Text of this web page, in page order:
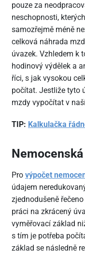
pouze za
neschopnosti,
samozřejmě méně
celková náhrada
úvazek. Vzhledem k
hodinový výdělek a
říci, s jak vysokou
počítat. Jestliže tyto
mzdy vypočítat v
TIP: Kalkulačka
Nemocenská
Pro výpočet
údajem
zjednodušeně
práci na zkrácený
vyměřovací základ
s tím je potřeba
základ se následně